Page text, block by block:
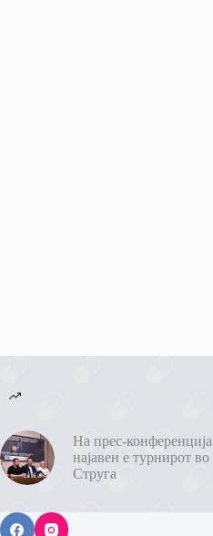
На прес-конференција
најавен е турнирот во
Струга